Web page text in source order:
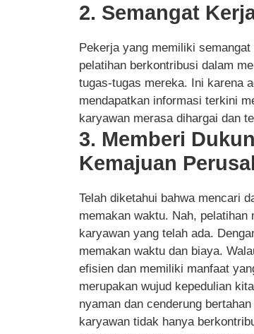
2. Semangat
Pekerja yang memiliki
pelatihan berkontribusi dalam
tugas-tugas mereka. Ini karena
mendapatkan informasi terkini
karyawan merasa dihargai dan
3. Memberi
Kemajuan
Telah diketahui bahwa mencari
memakan waktu. Nah,
karyawan yang telah ada.
memakan waktu dan biaya.
efisien dan memiliki manfaat
merupakan wujud kepedulian
nyaman dan cenderung
karyawan tidak hanya